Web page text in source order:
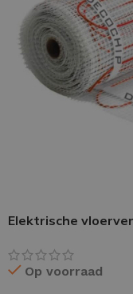
PU GIETVLOER
Gietvloer woonruimte
Tegelprimer
Elektrische
Op voorraad